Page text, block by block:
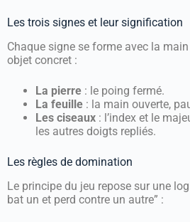
Les trois signes et leur signification
Chaque signe se forme avec la
objet concret :
La pierre : le poing fermé.
La feuille : la main ouverte,
Les ciseaux : l’index et le
les autres doigts repliés.
Les règles de domination
Le principe du jeu repose sur une
bat un et perd contre un autre” :